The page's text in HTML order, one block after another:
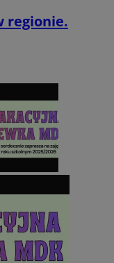
regionie.